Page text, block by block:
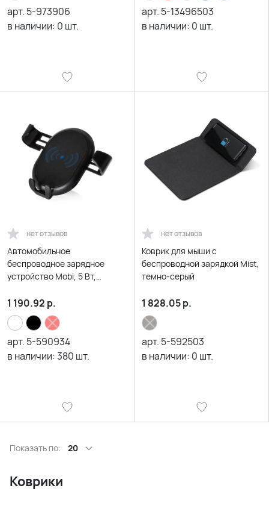
арт. 5-973906
в наличии: 0 шт.
арт. 5-13496503
в наличии: 0 шт.
нет отзывов
Автомобильное
беспроводное зарядное
устройство Mobi, 5 Вт,
1 190.92 р.
арт. 5-590934
в наличии:380 шт.
нет отзывов
Коврик для мыши с
беспроводной зарядкой Mist,
темно-серый
1 828.05р.
арт. 5-592503
в наличии: 0 шт.
Показать по: 20
Коврики